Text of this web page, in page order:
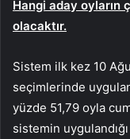
Hangi aday oyların
olacaktır.
Sistem ilk kez 10
seçimlerinde
yüzde 51,79 oyla
sistemin